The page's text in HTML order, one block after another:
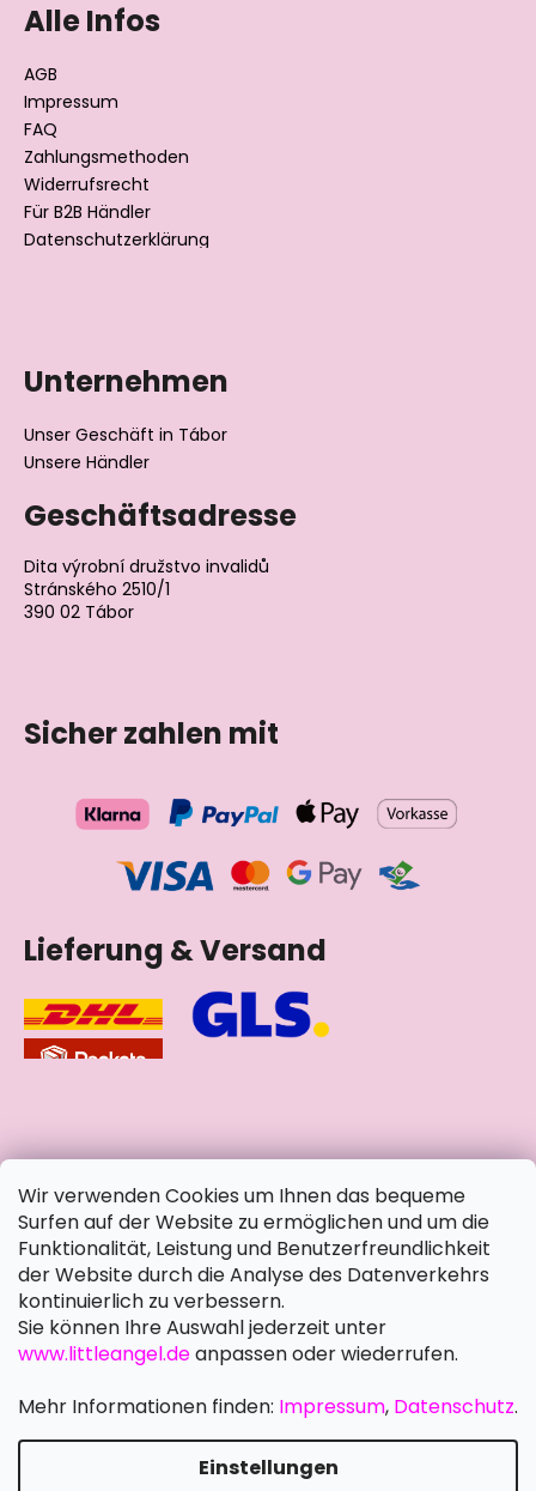
Wir verwenden Cookies um Ihnen das bequeme
Surfen auf der Website zu ermöglichen und um die
Funktionalität, Leistung und Benutzerfreundlichkeit
der Website durch die Analyse des Datenverkehrs
kontinuierlich zu verbessern.
Sie können Ihre Auswahl jederzeit unter
www.littleangel.deanpassen oder wiederrufen.
Mehr Informationen finden: Impressum, Datenschutz.
Einstellungen
Alle Infos
AGB
Impressum
FAQ
Zahlungsmethoden
Widerrufsrecht
Für B2B Händler
Datenschutzerklärung
Unternehmen
Unser Geschäft in Tábor
Unsere Händler
Geschäftsadresse
Dita výrobní družstvo invalidů
Stránského 2510/1
390 02 Tábor
Sicher zahlen mit
Lieferung & Versand
soziale Netzwerke